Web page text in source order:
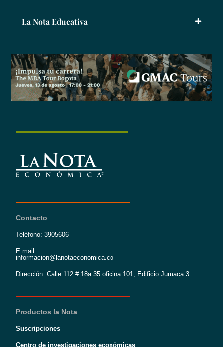
La Nota Educativa
Contacto
Teléfono: 3905606
E:mail:
informacion@lanotaeconomica.co
Dirección: Calle 112 # 18a 35 oficina 101, Edificio Jumaca 3
Productos la Nota
Suscripciones
Centro de investigaciones económicas